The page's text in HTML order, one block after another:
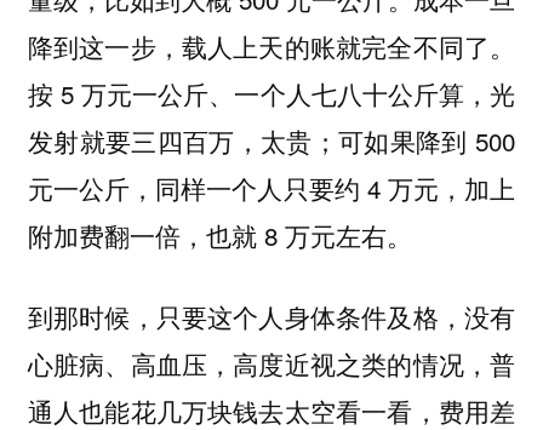
降到这一步，载人上天的账就完全不同了。
按 5 万元一公斤、一个人七八十公斤算，光
发射就要三四百万，太贵；可如果降到 500
元一公斤，同样一个人只要约 4 万元，加上
附加费翻一倍，也就 8 万元左右。
到那时候，只要这个人身体条件及格，没有
心脏病、高血压，高度近视之类的情况，普
通人也能花几万块钱去太空看一看，费用差